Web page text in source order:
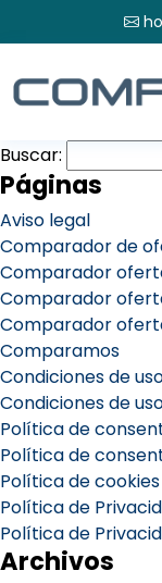
Buscar:
Páginas
Aviso legal
Comparador de
Comparador
Comparador
Comparador
Comparamos
Condiciones de
Condiciones de
Política de
Política de
Política de cookies
Política de
Política de
Archivos